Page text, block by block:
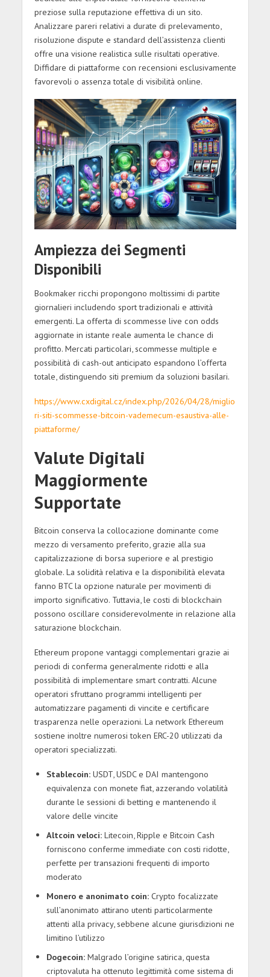
preziose sulla reputazione effettiva di un sito.
Analizzare pareri relativi a durate di prelevamento,
risoluzione dispute e standard dell’assistenza clienti
offre una visione realistica sulle risultati operative.
Diffidare di piattaforme con recensioni esclusivamente
favorevoli o assenza totale di visibilità online.
Ampiezza dei Segmenti
Disponibili
Bookmaker ricchi propongono moltissimi di partite
giornalieri includendo sport tradizionali e attività
emergenti. La offerta di scommesse live con odds
aggiornate in istante reale aumenta le chance di
profitto. Mercati particolari, scommesse multiple e
possibilità di cash-out anticipato espandono l’offerta
totale, distinguendo siti premium da soluzioni basilari.
https://www.cxdigital.cz/index.php/2026/04/28/miglio
ri-siti-scommesse-bitcoin-vademecum-esaustiva-alle-
piattaforme/
Valute Digitali
Maggiormente
Supportate
Bitcoin conserva la collocazione dominante come
mezzo di versamento preferito, grazie alla sua
capitalizzazione di borsa superiore e al prestigio
globale. La solidità relativa e la disponibilità elevata
fanno BTC la opzione naturale per movimenti di
importo significativo. Tuttavia, le costi di blockchain
possono oscillare considerevolmente in relazione alla
saturazione blockchain.
Ethereum propone vantaggi complementari grazie ai
periodi di conferma generalmente ridotti e alla
possibilità di implementare smart contratti. Alcune
operatori sfruttano programmi intelligenti per
automatizzare pagamenti di vincite e certificare
trasparenza nelle operazioni. La network Ethereum
sostiene inoltre numerosi token ERC-20 utilizzati da
operatori specializzati.
Stablecoin:USDT, USDC e DAI mantengono
equivalenza con monete fiat, azzerando volatilità
durante le sessioni di betting e mantenendo il
valore delle vincite
Altcoin veloci:Litecoin, Ripple e Bitcoin Cash
forniscono conferme immediate con costi ridotte,
perfette per transazioni frequenti di importo
moderato
Monero e anonimato coin:Crypto focalizzate
sull’anonimato attirano utenti particolarmente
attenti alla privacy, sebbene alcune giurisdizioni ne
limitino l’utilizzo
Dogecoin:Malgrado l’origine satirica, questa
criptovaluta ha ottenuto legittimità come sistema di